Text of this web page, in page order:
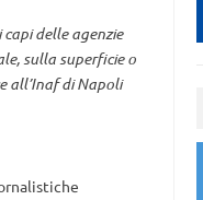
delle agenzie
sulla superficie o
all’Inaf di Napoli